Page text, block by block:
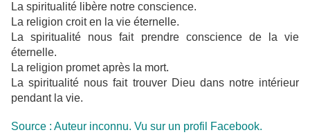
La spiritualité libère notre conscience.
La religion croit en la vie éternelle.
La spiritualité nous fait prendre conscience de la vie
éternelle.
La religion promet après la mort.
La spiritualité nous fait trouver Dieu dans notre intérieur
pendant la vie.
Source : Auteur inconnu. Vu sur un profil Facebook.